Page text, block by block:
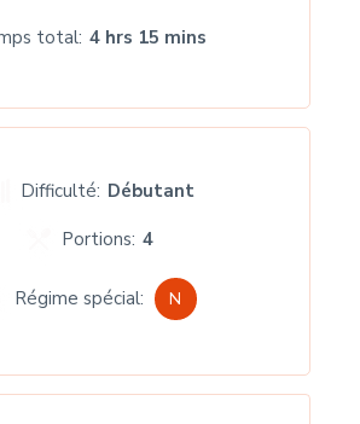
total 4 hrs 15 mins
Difficulté: Débutant
Portions: 4
Régime spécial: N